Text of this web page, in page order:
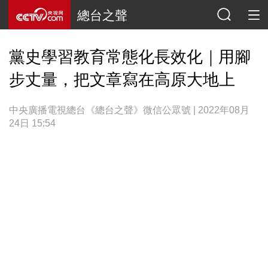
總台之聲
黨史學習教育常態化長效化｜用腳
步丈量，把文章寫在高原大地上
中央廣播電視總台《總台之聲》微信公眾號 | 2022年08月
24日 15:54